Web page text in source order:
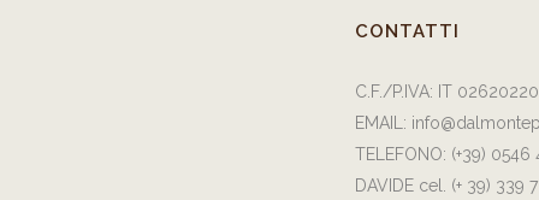
CONTATTI
C.F./P.IVA: IT
EMAIL:
TELEFONO: (+39) 0546
DAVIDE cel. (+ 39) 339